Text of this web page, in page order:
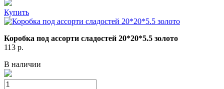
Купить
Коробка под ассорти сладостей 20*20*5.5 золото
113 р.
В наличии